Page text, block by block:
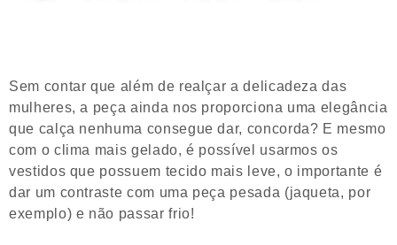
Sem contar que além de realçar a delicadeza das
mulheres, a peça ainda nos proporciona uma elegância
que calça nenhuma consegue dar, concorda? E mesmo
com o clima mais gelado, é possível usarmos os
vestidos que possuem tecido mais leve, o importante é
dar um contraste com uma peça pesada (jaqueta, por
exemplo) e não passar frio!